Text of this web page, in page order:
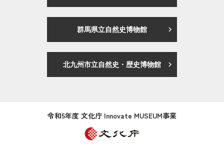
群馬県立自然史博物館
北九州市立自然史・歴史博物館
令和5年度 文化庁 Innovate MUSEUM事業